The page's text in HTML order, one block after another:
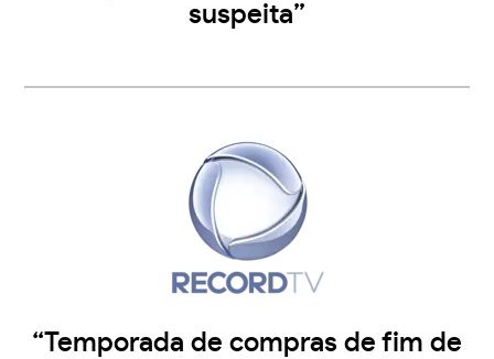
suspeita”
“Temporada de compras de fim de